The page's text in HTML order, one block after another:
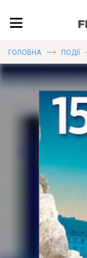
ЛОКАЦІЇ
ГОЛОВНА ПОДІЇ